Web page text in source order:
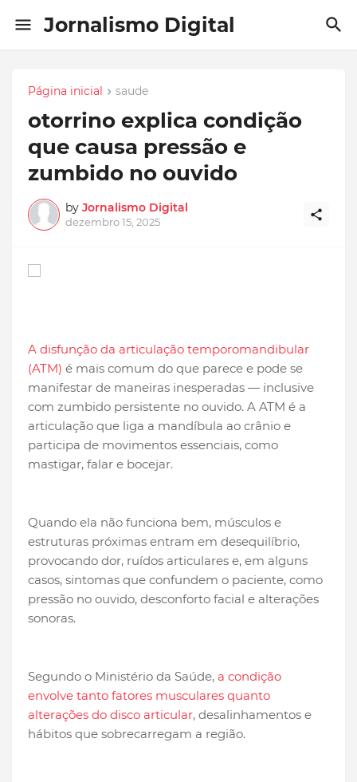
Jornalismo Digital
Página inicial saude
otorrino explica condição
que causa pressão e
zumbido no ouvido
by Jornalismo Digital
dezembro 15, 2025
A disfunção da articulação temporomandibular
(ATM) é mais comum do que parece e pode se
manifestar de maneiras inesperadas — inclusive
com zumbido persistente no ouvido. A ATM é a
articulação que liga a mandíbula ao crânio e
participa de movimentos essenciais, como
mastigar, falar e bocejar.
Quando ela não funciona bem, músculos e
estruturas próximas entram em desequilíbrio,
provocando dor, ruídos articulares e, em alguns
casos, sintomas que confundem o paciente, como
pressão no ouvido, desconforto facial e alterações
sonoras.
Segundo o Ministério da Saúde, a condição
envolve tanto fatores musculares quanto
alterações do disco articular, desalinhamentos e
hábitos que sobrecarregam a região.